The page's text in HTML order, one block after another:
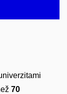
70